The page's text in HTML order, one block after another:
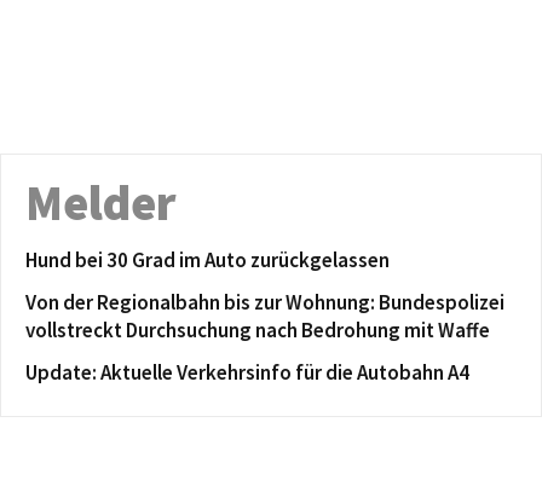
Melder
Hund bei 30 Grad im Auto zurückgelassen
Von der Regionalbahn bis zur Wohnung: Bundespolizei
vollstreckt Durchsuchung nach Bedrohung mit Waffe
Update: Aktuelle Verkehrsinfo für die Autobahn A4